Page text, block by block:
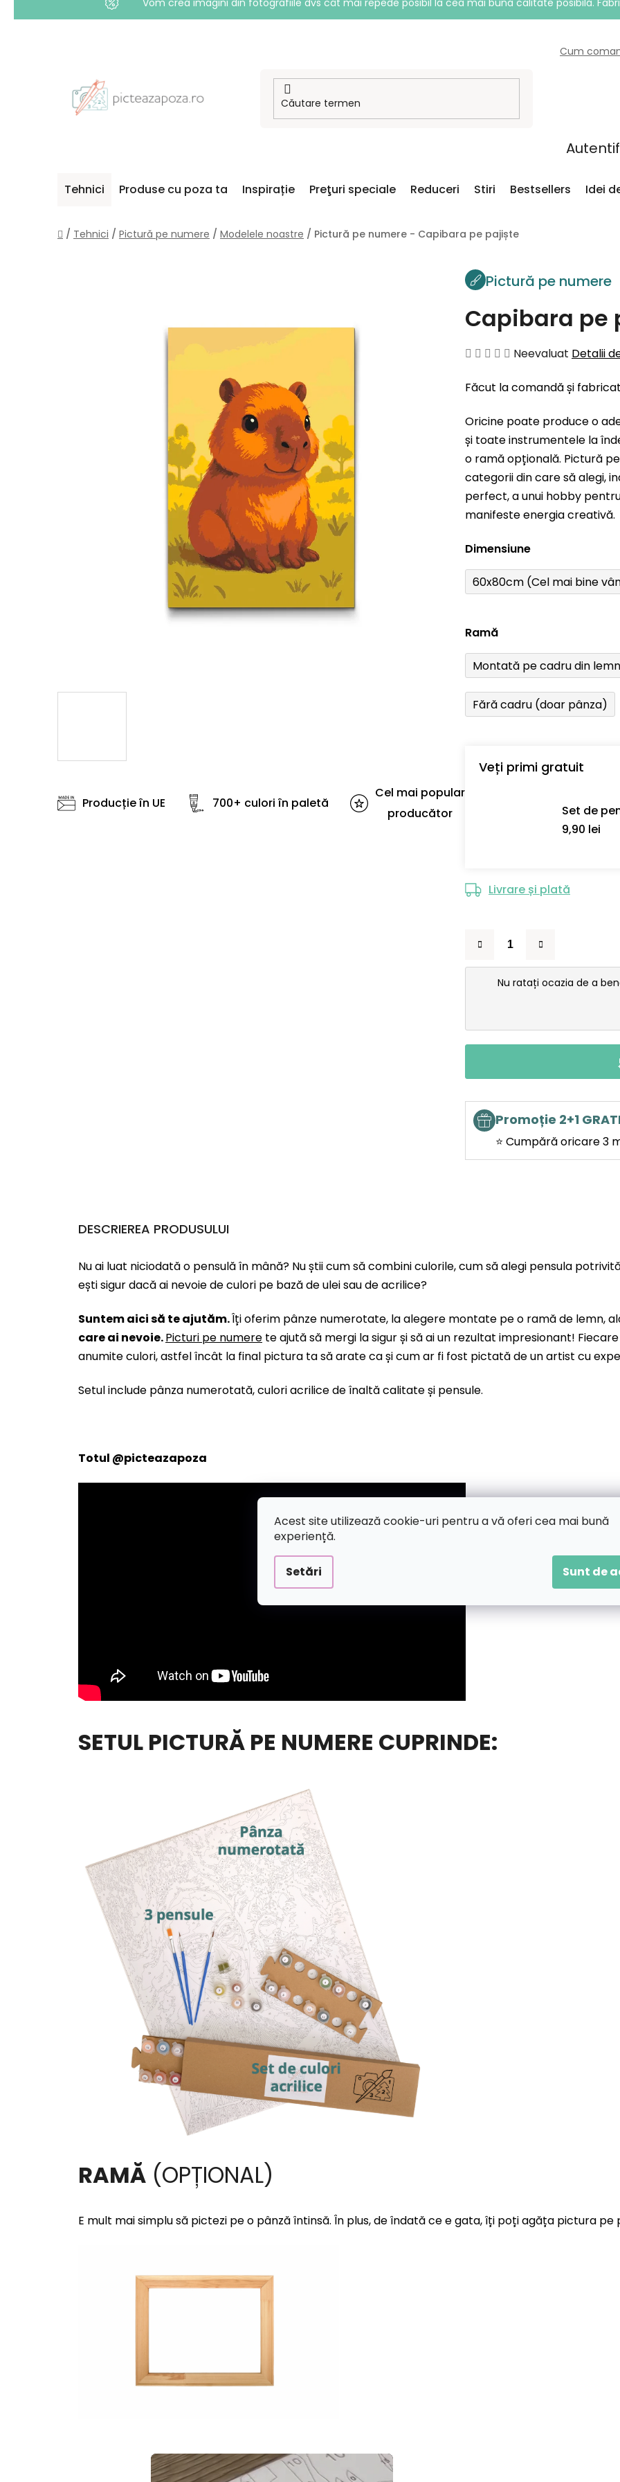
Acest site utilizează cookie-uri pentru a vă oferi cea mai bună
experiență.
Setări Sunt de
Vom crea imagini din fotografiile dvs cât mai repede posibil la cea mai bună calitate posibilă.
Cum
Tehnici Produse cu poza ta Inspirație Preţuri speciale Reduceri Stiri Bestsellers Idei
Acasă
/ Tehnici / Pictură pe numere / Modelele noastre / Pictură pe numere - Capibara pe pajiște
Pictură pe numere
Capibara pe
Evaluarea
a
este
0,0
din
5
stele.
Neevaluat Detalii
Făcut la comandă și
Oricine poate produce o
și toate instrumentele la
o ramă opțională. Pictură
categorii din care să alegi,
perfect, a unui hobby
manifeste energia creativă.
Dimensiune
60x80cm (Cel mai bine
Ramă
Montată pe cadru din
Fără cadru (doar pânza)
Veți primi gratuit
Set de
9,90 lei
Livrare și plată
Nu ratați ocazia de a
Promoție 2+1
⭐ Cumpără oricare 3
Producție în UE 700+ culori în paletă
Cel mai popular
producător
DESCRIEREA PRODUSULUI
Nu ai luat niciodată o pensulă în mână? Nu știi cum să combini culorile, cum să alegi pensula
ești sigur dacă ai nevoie de culori pe bază de ulei sau de acrilice?
Suntem aici să te ajutăm.Îți oferim pânze numerotate, la alegere montate pe o ramă de lemn,
care ai nevoie.Picturi pe numere te ajută să mergi la sigur și să ai un rezultat impresionant!
anumite culori, astfel încât la final pictura ta să arate ca și cum ar fi fost pictată de un artist cu
Setul include pânza numerotată, culori acrilice de înaltă calitate și pensule.
Totul @picteazapoza
SETUL PICTURĂ PE NUMERE CUPRINDE:
RAMĂ (OPȚIONAL)
E mult mai simplu să pictezi pe o pânză întinsă. În plus, de îndată ce e gata, îți poți agăța pictura pe